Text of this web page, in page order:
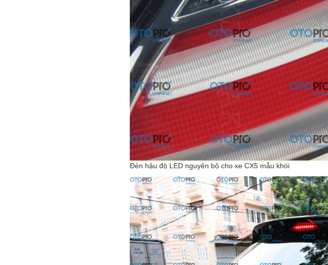
Đèn hậu độ LED nguyên bộ cho xe CX5 mẫu khói